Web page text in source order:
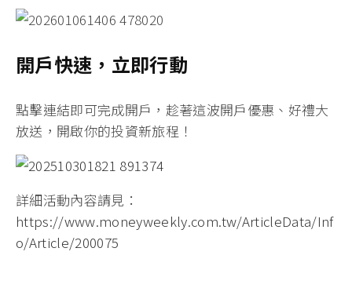
開戶快速，立即行動
點擊連結即可完成開戶 ，趁著這波開戶優惠、好禮大
放送，開啟你的投資新旅程！
詳細活動內容請見：
https://www.moneyweekly.com.tw/ArticleData/Inf
o/Article/200075